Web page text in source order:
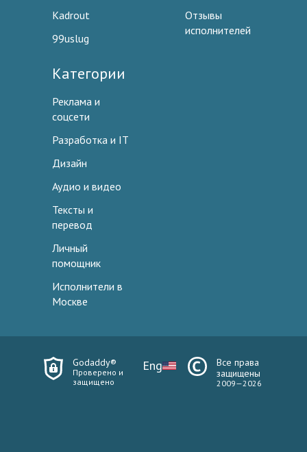
Kadrout
99uslug
Отзывы
исполнителей
Категории
Реклама и
соцсети
Разработка и IT
Дизайн
Аудио и видео
Тексты и
перевод
Личный
помощник
Исполнители в
Москве
Godaddy®
Проверено и
защищено
Eng
Все права
защищены
2009—2026